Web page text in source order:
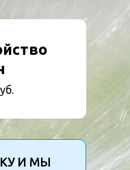
И МЫ